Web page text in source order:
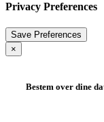
Privacy Preferences
×
Bestem over dine